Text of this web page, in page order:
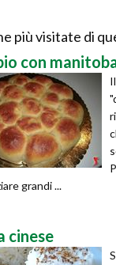
più visitate di
con
grandi ...
cinese